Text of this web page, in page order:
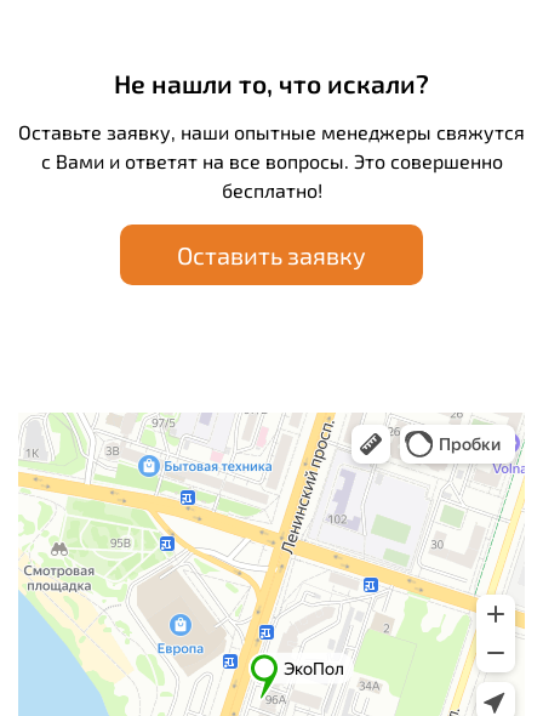
Не нашли то, что искали?
Оставьте заявку, наши опытные менеджеры свяжутся
с Вами и ответят на все вопросы. Это совершенно
бесплатно!
Оставить заявку